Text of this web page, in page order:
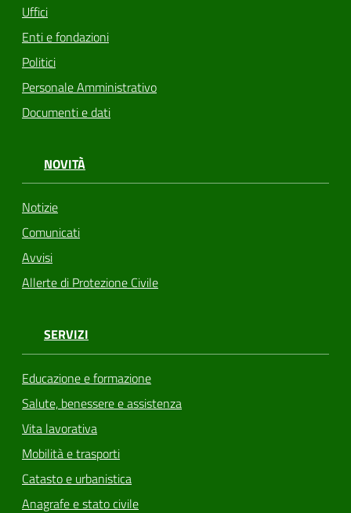
Uffici
Enti e fondazioni
Politici
Personale Amministrativo
Documenti e dati
NOVITÀ
Notizie
Comunicati
Avvisi
Allerte di Protezione Civile
SERVIZI
Educazione e formazione
Salute, benessere e assistenza
Vita lavorativa
Mobilità e trasporti
Catasto e urbanistica
Anagrafe e stato civile